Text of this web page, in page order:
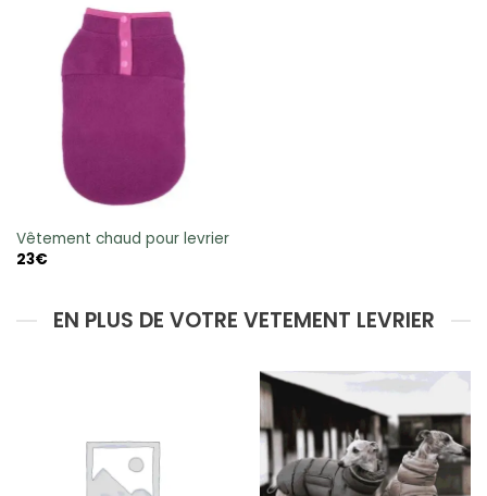
Vêtement chaud pour levrier
23€
EN PLUS DE VOTRE VETEMENT LEVRIER